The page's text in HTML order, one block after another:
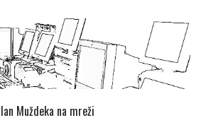
Muždeka na mreži